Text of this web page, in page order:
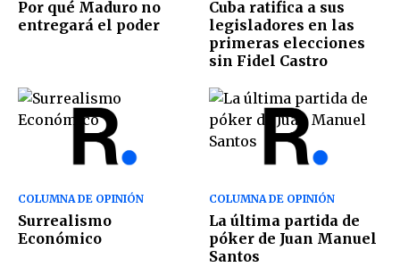
Por qué Maduro no
entregará el poder
Cuba ratifica a sus
legisladores en las
primeras elecciones
sin Fidel Castro
COLUMNA DE OPINIÓN
Surrealismo
Económico
COLUMNA DE OPINIÓN
La última partida de
póker de Juan Manuel
Santos